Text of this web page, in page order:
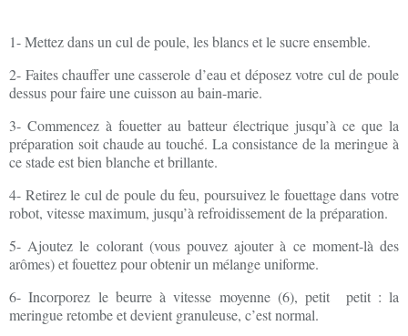
1- Mettez dans un cul de poule, les blancs et le sucre ensemble.
2- Faites chauffer une casserole d’eau et déposez votre cul de poule
dessus pour faire une cuisson au bain-marie.
3- Commencez à fouetter au batteur électrique jusqu’à ce que la
préparation soit chaude au touché. La consistance de la meringue à
ce stade est bien blanche et brillante.
4- Retirez le cul de poule du feu, poursuivez le fouettage dans votre
robot, vitesse maximum, jusqu’à refroidissement de la préparation.
5- Ajoutez le colorant (vous pouvez ajouter à ce moment-là des
arômes) et fouettez pour obtenir un mélange uniforme.
6- Incorporez le beurre à vitesse moyenne (6), petit petit : la
meringue retombe et devient granuleuse, c’est normal.